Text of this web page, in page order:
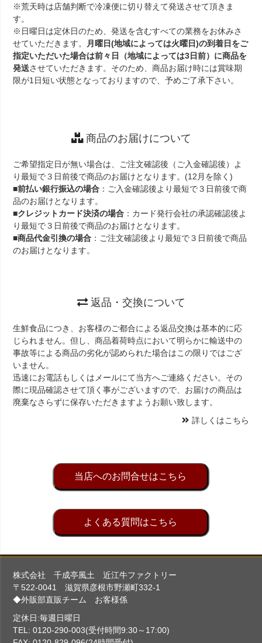
※荒天時は店舗判断で冷凍便に切り替えて発送させて頂きま
す。
※日曜日は定休日のため、発送を含むすべての業務をお休みさ
せていただきます。
月曜日(地域によっては火曜日)の到着日をご
指定いただいた場合は前々日（地域によっては3日前）に商品を
発送させていただきます。そのため、商品お届け時には賞味期
限が1日短い状態となっておりますので、予めご了承下さい。
商品のお届けについて
ご希望指定日が無い場合は、ご注文確認後（ご入金確認後）よ
り最短で３日前後で商品のお届けとなります。(12月を除く)
■前払い銀行振込の場合 ：ご入金確認後より最短で３日前後で商
品のお届けとなります。
■クレジットカード決済の場合 ：カード発行会社の承認確認後よ
り最短で３日前後で商品のお届けとなります。
■商品代金引換の場合 ：ご注文確認後より最短で３日前後で商品
のお届けとなります。
返品・交換について
生鮮食品につき、お客様のご都合による返品交換は基本的に応
じられません。但し、商品着荷時点において明らかに輸送中の
事故等による商品の劣化が認められた場合はこの限りではござ
いません。
迅速にお電話もしくはメールにて当方へご連絡ください。その
際に現品確認させて頂く事がございますので、お届けの商品は
廃棄なさらずに保存いただきますようお願い致します。
詳しくはこちら
当店へのお問合せはこちら
よくある質問はこちら
株式会社 千成亭風土 近江牛ファクトリー
〒522-0041 滋賀県彦根市野瀬町332-1
◆外販部直販チーム お客様係
定休日:毎週日曜日
TEL: 0120-290-003(受付時間9:30～17:00)